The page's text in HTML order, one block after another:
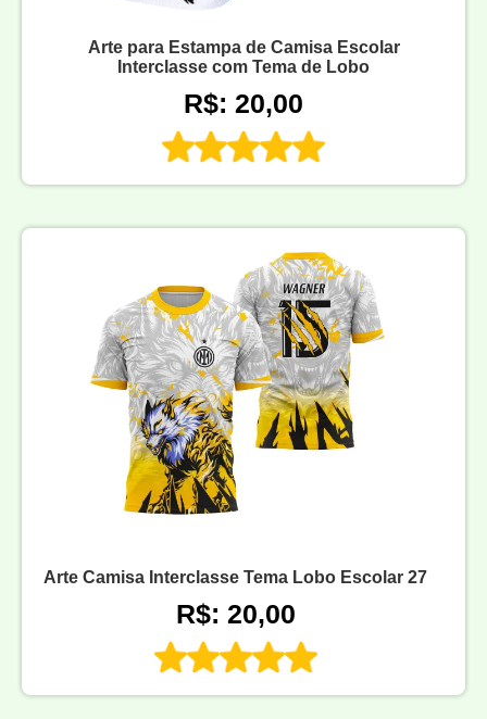
Arte para Estampa de Camisa Escolar
Interclasse com Tema de Lobo
R$: 20,00
Arte Camisa Interclasse Tema Lobo Escolar 27
R$: 20,00